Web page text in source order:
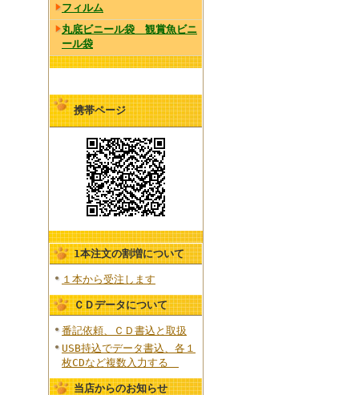
フィルム
丸底ビニール袋 観賞魚ビニ
ール袋
携帯ページ
1本注文の割増について
１本から受注します
ＣＤデータについて
番記依頼、ＣＤ書込と取扱
USB持込でデータ書込、各１
枚CDなど複数入力する
当店からのお知らせ